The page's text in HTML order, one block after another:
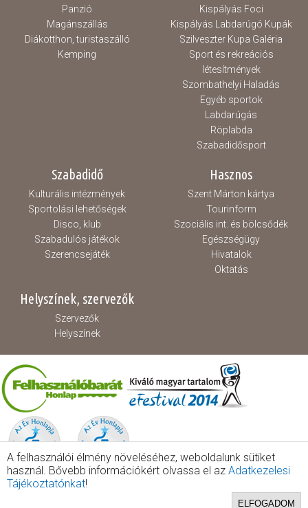
Panzió
Magánszállás
Diákotthon, turistaszálló
Kemping
Kispályás Foci
Kispályás Labdarúgó Kupák
Szilveszter Kupa Galéria
Sport és rekreációs
létesítmények
Szombathelyi Haladás
Egyéb sportok
Labdarúgás
Röplabda
Szabadidősport
Szabadidő
Kulturális intézmények
Sportolási lehetőségek
Disco, klub
Szabadulós játékok
Szerencsejáték
Hasznos
Szent Márton kártya
Tourinform
Szociális int. és bölcsődék
Egészségügy
Hivatalok
Oktatás
Helyszínek, szervezők
Szervezők
Helyszínek
A felhasználói élmény növeléséhez, weboldalunk sütiket
használ. Bővebb információkért olvassa el az Adatkezelesi
Tájékoztatónkat!
ELFOGADOM